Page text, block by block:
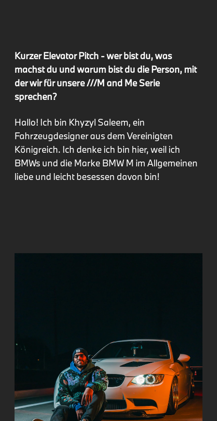
Kurzer Elevator Pitch - wer bist du, was
machst du und warum bist du die Person, mit
der wir für unsere ///M and Me Serie
sprechen?
Hallo! Ich bin Khyzyl Saleem, ein
Fahrzeugdesigner aus dem Vereinigten
Königreich. Ich denke ich bin hier, weil ich
BMWs und die Marke BMW M im Allgemeinen
liebe und leicht besessen davon bin!